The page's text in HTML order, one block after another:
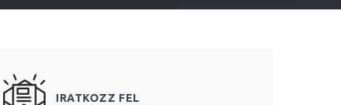
IRATKOZZ FEL